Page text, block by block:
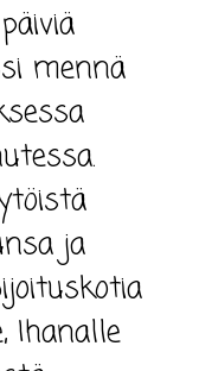
mennä
ja
Ihanalle